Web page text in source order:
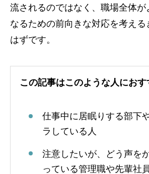
流されるのではなく、職場全体が
なるための前向きな対応を考える
はずです。
この記事はこのような人におす
仕事中に居眠りする部下
ラしている人
注意したいが、どう声を
っている管理職や先輩社